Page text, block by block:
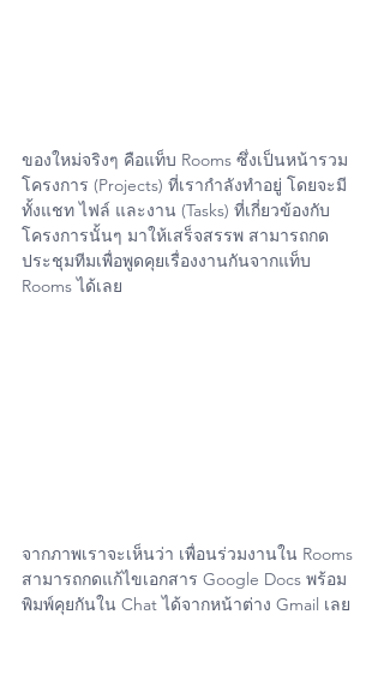
ของใหม่จริงๆ คือแท็บ Rooms ซึ่งเป็นหน้ารวม
โครงการ (Projects) ที่เรากำลังทำอยู่ โดยจะมี
ทั้งแชท ไฟล์ และงาน (Tasks) ที่เกี่ยวข้องกับ
โครงการนั้นๆ มาให้เสร็จสรรพ สามารถกด
ประชุมทีมเพื่อพูดคุยเรื่องงานกันจากแท็บ
Rooms ได้เลย
จากภาพเราจะเห็นว่า เพื่อนร่วมงานใน Rooms
สามารถกดแก้ไขเอกสาร Google Docs พร้อม
พิมพ์คุยกันใน Chat ได้จากหน้าต่าง Gmail เลย